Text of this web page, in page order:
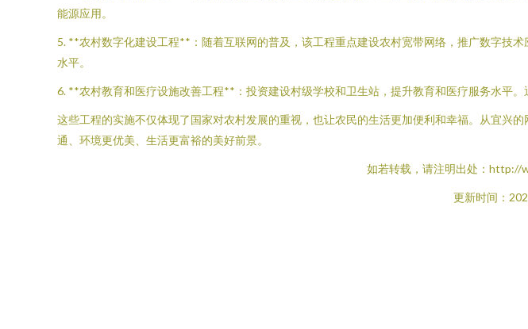
能源应用。
5. **农村数字化建设工程**：随着互联网的普及，该工程重点建设农村宽带网络，推广数字技
水平。
6. **农村教育和医疗设施改善工程**：投资建设村级学校和卫生站，提升教育和医疗服务水平
这些工程的实施不仅体现了国家对农村发展的重视，也让农民的生活更加便利和幸福。从宜兴
通、环境更优美、生活更富裕的美好前景。
如若转载，请注明出处：
更新时间：